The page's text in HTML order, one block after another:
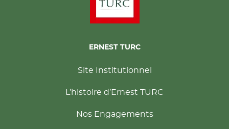
ERNEST TURC
Site Institutionnel
L’histoire d’Ernest TURC
Nos Engagements